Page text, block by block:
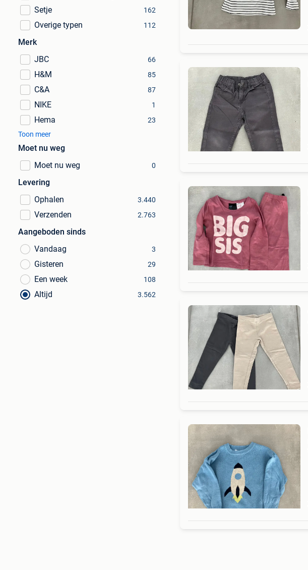
Setje 162
Overige typen 112
Merk
JBC
66
H&M 85
C&A 87
NIKE 1
Hema
23
Toon meer
Moet nu weg
Moet nu weg
0
Levering
Ophalen
3.440
Verzenden 2.763
Aangeboden sinds
Vandaag
3
Gisteren 29
Een week 108
Altijd 3.562